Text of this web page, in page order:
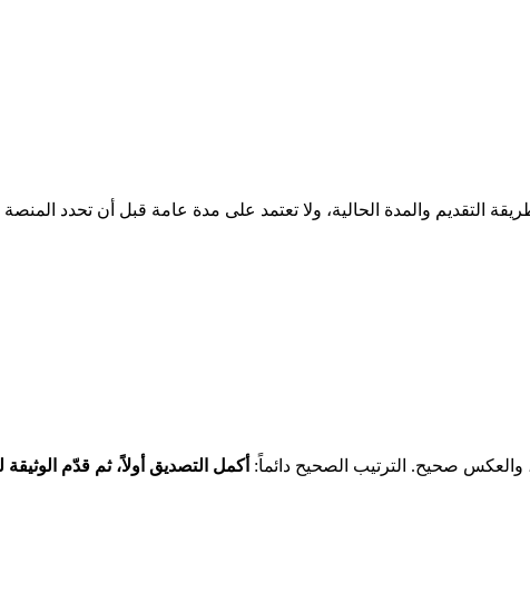
التقديم والمدة الحالية، ولا تعتمد على مدة عامة قبل أن تحدد المنصة
والعكس صحيح. الترتيب الصحيح دائماً: أكمل التصديق أولاً، ثم قدّم الوثيقة